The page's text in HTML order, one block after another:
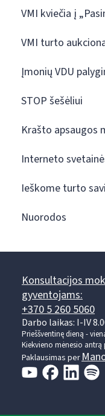
VMI kviečia į
VMI turto
Įmonių VDU
STOP šešėliui
Krašto apsaugos
Interneto
Ieškome turto
Nuorodos
Konsultacijos
gyventojams:
+370 5 260 5060
Darbo laikas: I-IV
Prieššventinę dieną -
Kiekvieno mėnesio antrą
Paklausimas per